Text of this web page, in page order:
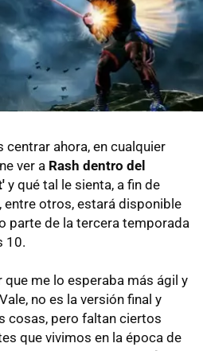
centrar ahora, en cualquier
ver a Rash dentro del
y qué tal le sienta, a fin de
entre otros, estará disponible
parte de la tercera temporada
10.
que me lo esperaba más ágil y
no es la versión final y
cosas, pero faltan ciertos
que vivimos en la época de